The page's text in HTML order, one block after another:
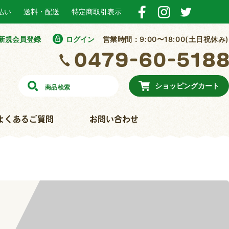
い 送料・配送 特定商取引表示
規会員登録 ログイン 営業時間：9:00〜18:00(土日祝休み)
ショッピングカート
くあるご質問 お問い合わせ